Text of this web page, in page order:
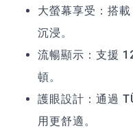
大螢幕享受：搭
沉浸。
流暢顯示：支援
頓。
護眼設計：通過
用更舒適。